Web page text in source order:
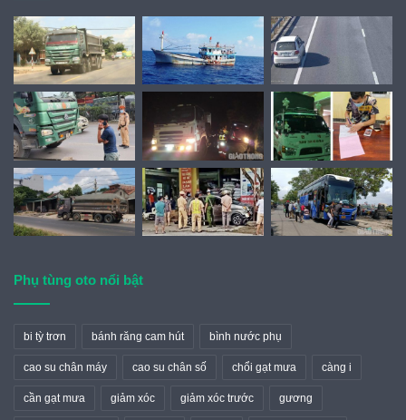
Phụ tùng oto nổi bật
bi tỳ trơn bánh răng cam hút bình nước phụ
cao su chân máy cao su chân số chổi gạt mưa càng i
cần gạt mưa giảm xóc giảm xóc trước gương